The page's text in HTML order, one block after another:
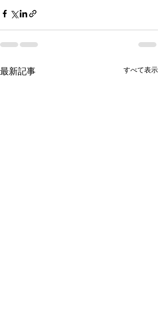
最新記事 すべて表示